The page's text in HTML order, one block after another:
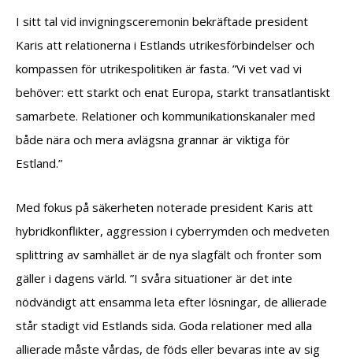
I sitt tal vid invigningsceremonin bekräftade president
Karis att relationerna i Estlands utrikesförbindelser och
kompassen för utrikespolitiken är fasta. ”Vi vet vad vi
behöver: ett starkt och enat Europa, starkt transatlantiskt
samarbete. Relationer och kommunikationskanaler med
både nära och mera avlägsna grannar är viktiga för
Estland.”
Med fokus på säkerheten noterade president Karis att
hybridkonflikter, aggression i cyberrymden och medveten
splittring av samhället är de nya slagfält och fronter som
gäller i dagens värld. ”I svåra situationer är det inte
nödvändigt att ensamma leta efter lösningar, de allierade
står stadigt vid Estlands sida. Goda relationer med alla
allierade måste vårdas, de föds eller bevaras inte av sig